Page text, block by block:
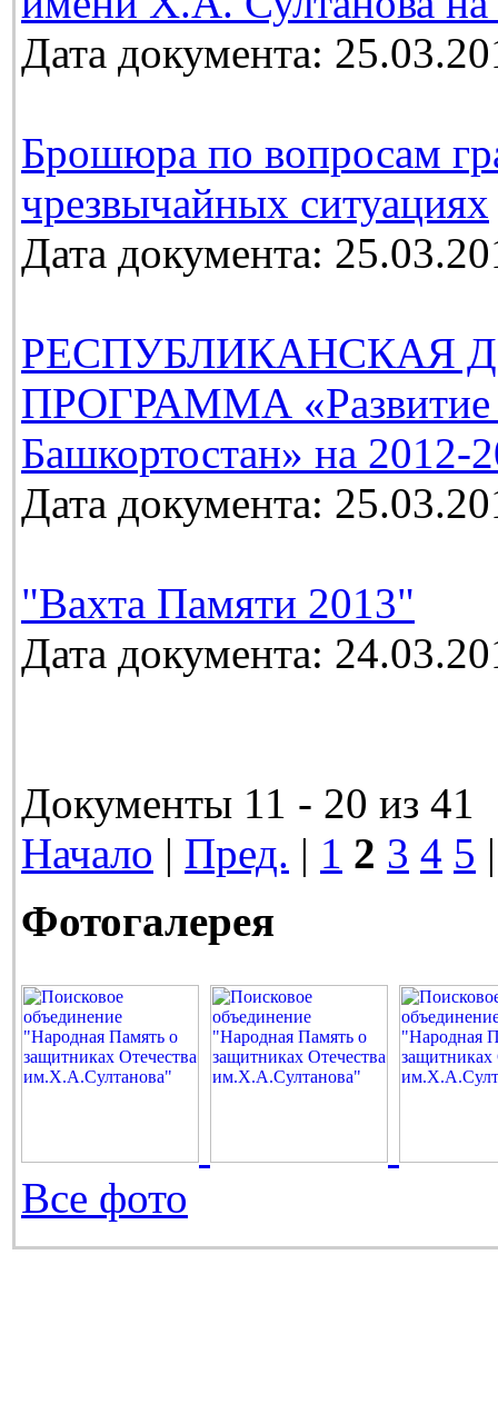
Дата документа:
Брошюра по вопросам
чрезвычайных ситуациях
Дата документа:
РЕСПУБЛИКАНСКАЯ
ПРОГРАММА «Развитие
Башкортостан» на 2012-
Дата документа:
"Вахта Памяти 2013"
Дата документа:
Документы 11 - 20 из 41
Начало | Пред. | 1 2 3 4 5
Фотогалерея
Все фото